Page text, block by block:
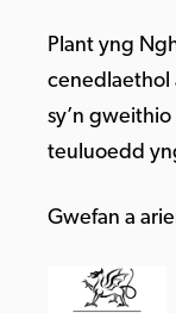
Plant yng
cenedlaethol
sy’n
teuluoedd
Gwefan a